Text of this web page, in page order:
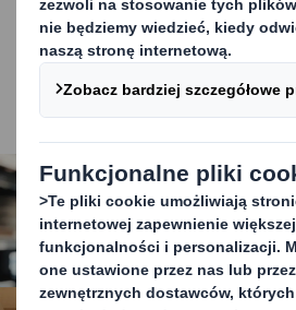
Zaangażowanie klienta i
Instrukcje użytkowania i
Carousel. Use previous and